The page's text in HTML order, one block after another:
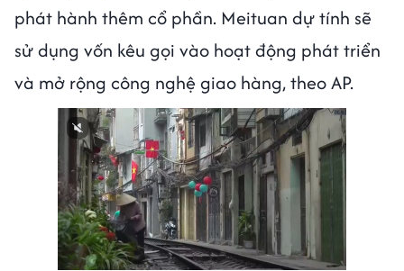
phát hành thêm cổ phần. Meituan dự tính sẽ
sử dụng vốn kêu gọi vào hoạt động phát triển
và mở rộng công nghệ giao hàng, theo AP.